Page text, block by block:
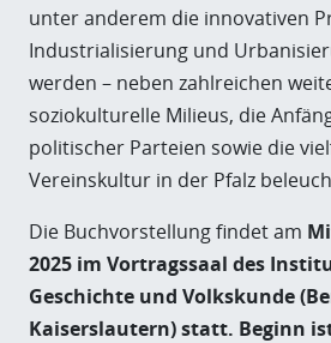
unter anderem die innovativen
Industrialisierung und
werden – neben zahlreichen
soziokulturelle Milieus, die
politischer Parteien sowie die
Vereinskultur in der Pfalz
Die Buchvorstellung findet am
2025 im Vortragssaal des
Geschichte und Volkskunde
Kaiserslautern) statt. Beginn